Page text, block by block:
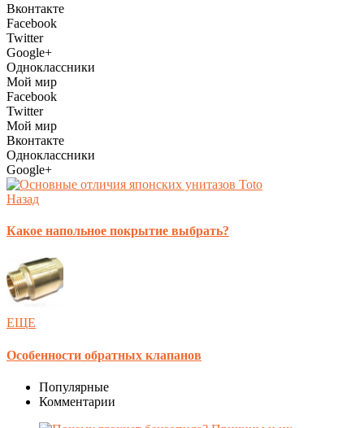
Вконтакте
Facebook
Twitter
Google+
Одноклассники
Мой мир
Facebook
Twitter
Мой мир
Вконтакте
Одноклассники
Google+
Назад
Какое напольное покрытие выбрать?
ЕЩЕ
Особенности обратных клапанов
Популярные
Комментарии